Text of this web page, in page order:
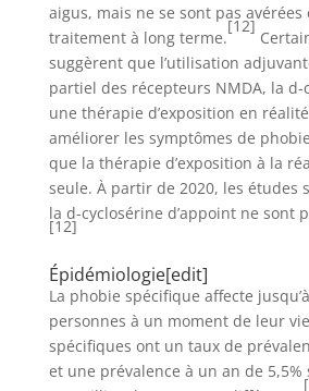
aigus, mais ne se sont pas
traitement à long terme.
[12]
suggèrent que l’utilisation
partiel des récepteurs NMDA, la d-
une thérapie d’exposition en
améliorer les symptômes de
que la thérapie d’exposition à la
seule. À partir de 2020, les études
la d-cyclosérine d’appoint ne sont
[12]
Épidémiologie[edit]
La phobie spécifique affecte
personnes à un moment de leur
spécifiques ont un taux de
et une prévalence à un an de 5,5%